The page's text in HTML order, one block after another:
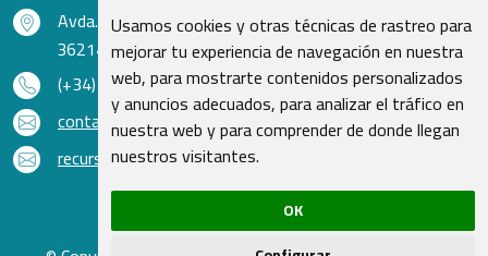
Usamos cookies y otras técnicas de rastreo para
mejorar tu experiencia de navegación en nuestra
web, para mostrarte contenidos personalizados
y anuncios adecuados, para analizar el tráfico en
nuestra web y para comprender de donde llegan
nuestros visitantes.
OK
Avda. do Freixo - Sardoma, 13
36214 Vigo - Pontevedra - España
(+34) 986 48 16 33
contacto@qsr.es
recursoshumanos@qsr.es